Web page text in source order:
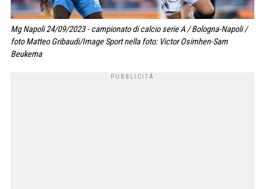
Mg Napoli 24/09/2023 - campionato di calcio serie A / Bologna-Napoli /
foto Matteo Gribaudi/Image Sport nella foto: Victor Osimhen-Sam
Beukema